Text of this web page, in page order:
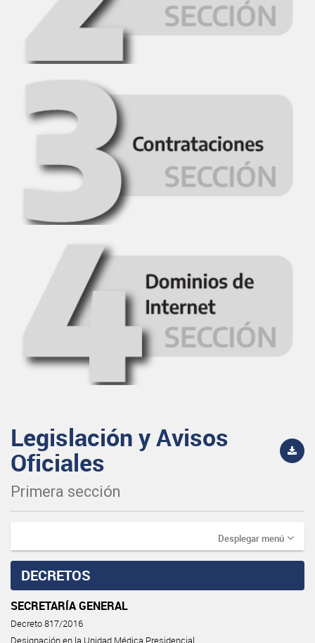
Legislación y Avisos
Oficiales
Primera sección
Desplegar menú
DECRETOS
SECRETARÍA GENERAL
Decreto 817/2016
Designación en la Unidad Médica Presidencial.